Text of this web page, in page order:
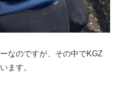
なのですが、その中でKGZ
ます。